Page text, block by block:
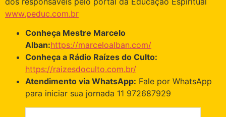
www.peduc.com.br
Conheça Mestre Marcelo
Alban:https://marceloalban.com/
Conheça a Rádio Raízes do Culto:
https://raizesdoculto.com.br/
Atendimento via WhatsApp: Fale por WhatsApp
para iniciar sua jornada 11 972687929